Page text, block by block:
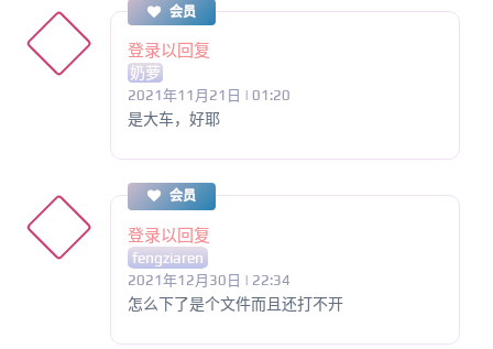
会员
登录以回复
奶萝
2021年11月21日 | 01:20
是大车，好耶
会员
登录以回复
fengziaren
2021年12月30日 | 22:34
怎么下了是个文件而且还打不开